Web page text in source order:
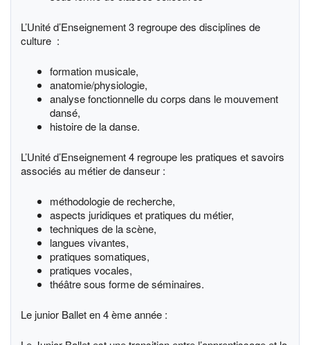
L’Unité d’Enseignement 3 regroupe des disciplines de
culture :
formation musicale,
anatomie/physiologie,
analyse fonctionnelle du corps dans le mouvement
dansé,
histoire de la danse.
L’Unité d’Enseignement 4 regroupe les pratiques et savoirs
associés au métier de danseur :
méthodologie de recherche,
aspects juridiques et pratiques du métier,
techniques de la scène,
langues vivantes,
pratiques somatiques,
pratiques vocales,
théâtre sous forme de séminaires.
Le junior Ballet en 4 ème année :